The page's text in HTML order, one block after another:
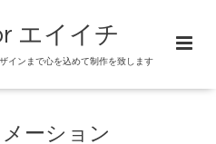
エイイチ
インまで心を込めて制作を致します
ーション